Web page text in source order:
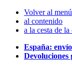
Volver al
al contenido
a la cesta de la
España:
Devoluciones